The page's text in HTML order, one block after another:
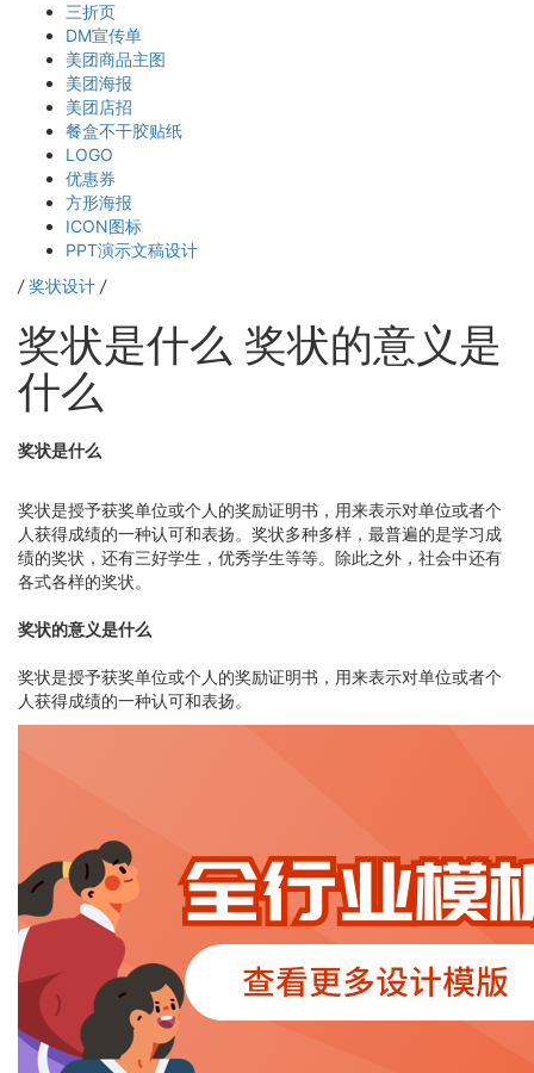
三折页
DM宣传单
美团商品主图
美团海报
美团店招
餐盒不干胶贴纸
LOGO
优惠券
方形海报
ICON图标
PPT演示文稿设计
/ 奖状设计 /
奖状是什么 奖状的意义是
什么
奖状是什么
奖状是授予获奖单位或个人的奖励证明书，用来表示对单位或者个
人获得成绩的一种认可和表扬。奖状多种多样，最普遍的是学习成
绩的奖状，还有三好学生，优秀学生等等。除此之外，社会中还有
各式各样的奖状。
奖状的意义是什么
奖状是授予获奖单位或个人的奖励证明书，用来表示对单位或者个
人获得成绩的一种认可和表扬。